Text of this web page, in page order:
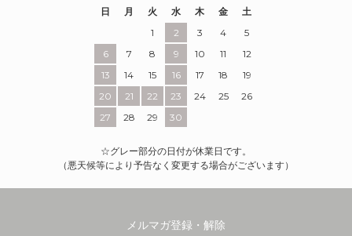
日
月 火 水 木 金
土
1
2 3 4
5
6
7 8 9 10 11
12
13
14 15 16 17 18
19
20
21 22 23 24 25
26
27
28 29 30
☆グレー部分の日付が休業日です。
（悪天候等により予告なく変更する場合がございます）
メルマガ登録・解除